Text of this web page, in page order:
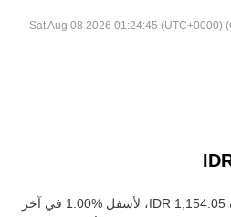
Sat Aug 08 2026 01:24:45 (UTC+0000)
اعتبارًا من اليوم، تعادل A واحدة ‏‎‏‎1,154.05‏‏ IDR‏، لأسفل‏ ‏‎1.00‎%‎‏ في آخر